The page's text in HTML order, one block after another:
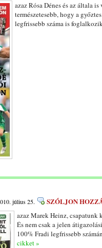
azaz Rósa Dénes és az általa
természetesebb, hogy a
legfrissebb száma is
július 25. SZÓLJON
azaz Marek Heinz,
És nem csak a jelen
100% Fradi legfrissebb
cikket »